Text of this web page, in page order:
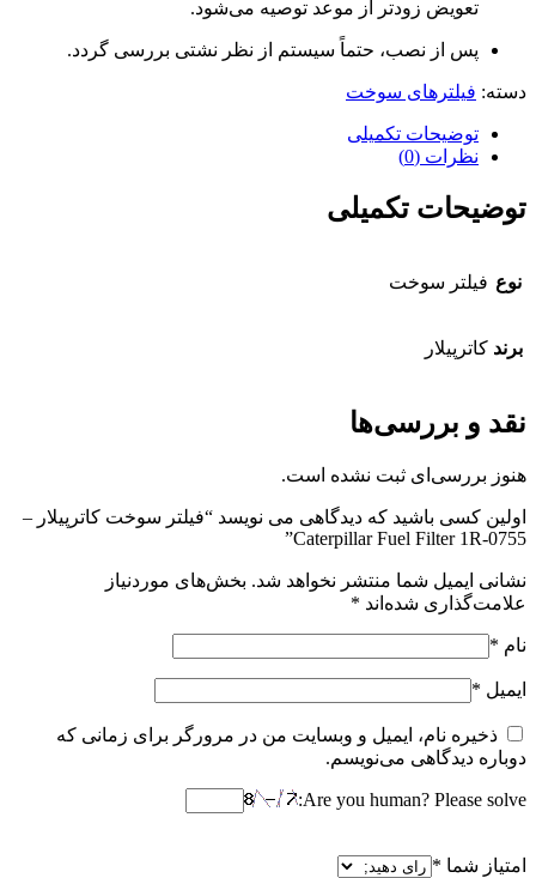
تعویض زودتر از موعد توصیه می‌شود.
پس از نصب، حتماً سیستم از نظر نشتی بررسی گردد.
دسته: فیلترهای سوخت
توضیحات تکمیلی
نظرات (0)
توضیحات تکمیلی
نوع فیلتر سوخت
برند کاترپیلار
نقد و بررسی‌ها
هنوز بررسی‌ای ثبت نشده است.
اولین کسی باشید که دیدگاهی می نویسد “فیلتر سوخت کاترپیلار –
Caterpillar Fuel Filter 1R-0755”
نشانی ایمیل شما منتشر نخواهد شد. بخش‌های موردنیاز
علامت‌گذاری شده‌اند *
نام *
ایمیل *
ذخیره نام، ایمیل و وبسایت من در مرورگر برای زمانی که
دوباره دیدگاهی می‌نویسم.
Are you human? Please solve:
امتیاز شما *